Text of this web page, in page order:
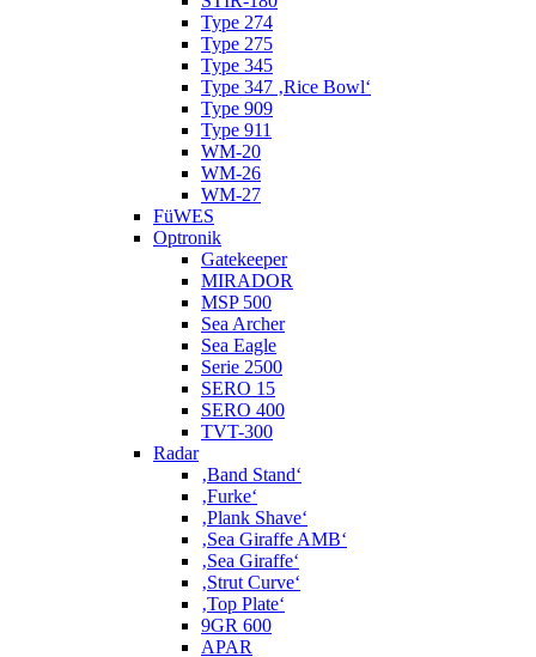
Type 274
Type 275
Type 345
Type 347 ‚Rice Bowl‘
Type 909
Type 911
WM-20
WM-26
WM-27
FüWES
Optronik
Gatekeeper
MIRADOR
MSP 500
Sea Archer
Sea Eagle
Serie 2500
SERO 15
SERO 400
TVT-300
Radar
‚Band Stand‘
‚Furke‘
‚Plank Shave‘
‚Sea Giraffe AMB‘
‚Sea Giraffe‘
‚Strut Curve‘
‚Top Plate‘
9GR 600
APAR